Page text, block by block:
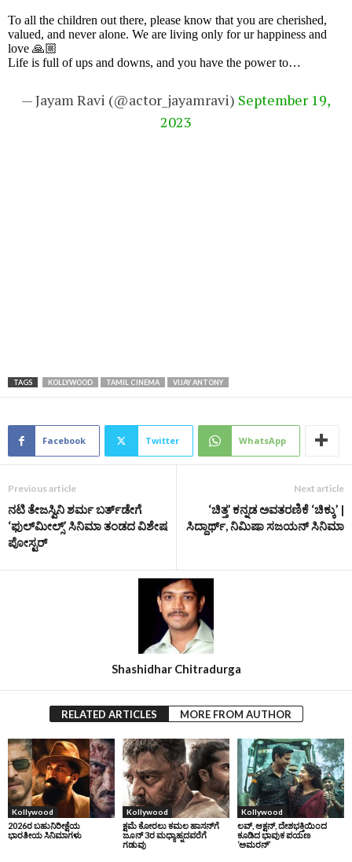
To all the children out there, please know that you are cherished,
valued, and never alone. We are living only for ur happiness and
love 🙏🏼
Life is full of ups and downs, and you have the power to…
— Jayam Ravi (@actor_jayamravi) September 19,
2023
TAGS KOLLYWOOD TAMIL CINEMA VIJAY ANTONY
Facebook Twitter WhatsApp
Previous article
ನಟಿ ತೇಜಸ್ವಿನಿ ಶರ್ಮ ಬರ್ತ್‌ಡೇಗೆ
‘ಫುಲ್‌ಮೀಲ್ಸ್‌’ ಸಿನಿಮಾ ತಂಡದ ವಿಶೇಷ
ಪೋಸ್ಟರ್‌
Next article
‘ಚಿತ್ತ’ ಕನ್ನಡ ಅವತರಣಿಕೆ ‘ಚಿಕ್ಕು’ |
ಸಿದ್ದಾರ್ಥ್‌, ನಿಮಿಷಾ ಸಜಯನ್‌ ಸಿನಿಮಾ
Shashidhar Chitradurga
RELATED ARTICLES MORE FROM AUTHOR
Kollywood
2026ರ ಬಹುನಿರೀಕ್ಷೆಯ
ಭಾರತೀಯ ಸಿನಿಮಾಗಳು
Kollywood
ಕ್ಷಮೆ ಕೋರಲು ಕಮಲ ಹಾಸನ್‌ಗೆ
ಜೂನ್‌ 3ರ ಮಧ್ಯಾಹ್ನದವರೆಗೆ
ಗಡುವು
Kollywood
ಲವ್, ಆಕ್ಷನ್, ದೇಶಭಕ್ತಿಯಿಂದ
ಕೂಡಿದ ಭಾವುಕ ಪಯಣ
‘ಅಮರನ್’